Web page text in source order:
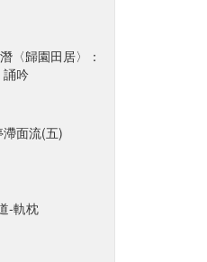
〈歸園田居〉：
誦吟
滯面流(五)
-軌枕